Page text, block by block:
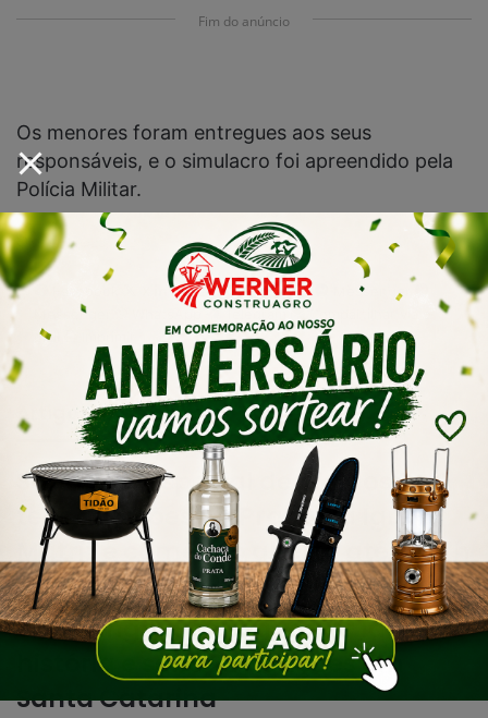
Fim do anúncio
Os menores foram entregues aos seus
responsáveis, e o simulacro foi apreendido pela
Polícia Militar.
setembro 25, 2024
Linkedin Pinterest
Messenger
Messenger
WhatsApp Telegram
mail
Artigos relacionados
Sábado D especial de Dia dos Pais
terá atrações na Praça da Igreja
Matriz e comércio aberto até as 17h
agosto 7, 2026
Urussanga alcança maior Ideb da
história e sobe 22 posições em
Santa Catarina